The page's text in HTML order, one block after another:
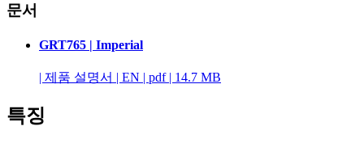
문서
GRT765 | Imperial
| 제품 설명서 | EN | pdf | 14.7 MB
특징